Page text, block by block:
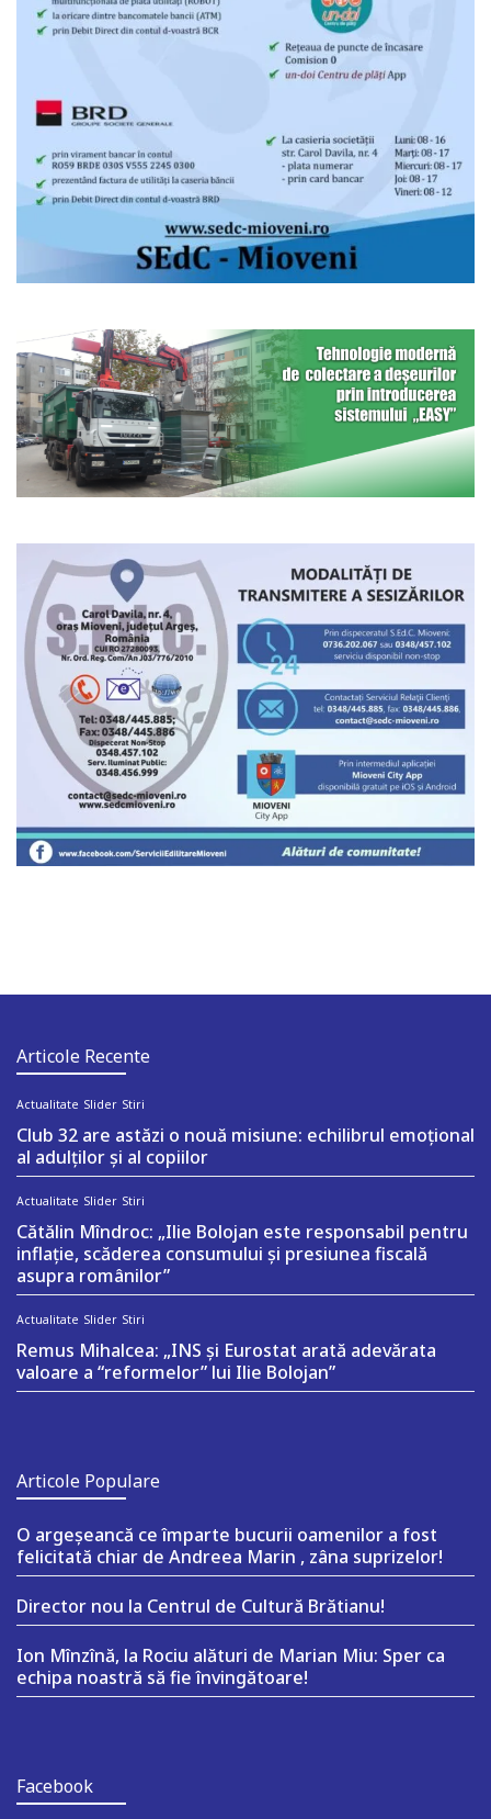
Articole Recente
Actualitate Slider Stiri
Club 32 are astăzi o nouă misiune: echilibrul emoțional
al adulților și al copiilor
Actualitate Slider Stiri
Cătălin Mîndroc: „Ilie Bolojan este responsabil pentru
inflație, scăderea consumului și presiunea fiscală
asupra românilor”
Actualitate Slider Stiri
Remus Mihalcea: „INS și Eurostat arată adevărata
valoare a “reformelor” lui Ilie Bolojan”
Articole Populare
O argeşeancă ce împarte bucurii oamenilor a fost
felicitată chiar de Andreea Marin , zâna suprizelor!
Director nou la Centrul de Cultură Brătianu!
Ion Mînzînă, la Rociu alături de Marian Miu: Sper ca
echipa noastră să fie învingătoare!
Facebook